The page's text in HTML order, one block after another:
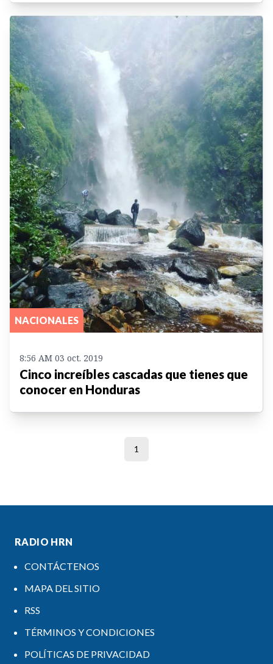
NACIONALES
8:56 AM 03 oct. 2019
Cinco increíbles cascadas que tienes que
conocer en Honduras
1
RADIO HRN
CONTÁCTENOS
MAPA DEL SITIO
RSS
TÉRMINOS Y CONDICIONES
POLÍTICAS DE PRIVACIDAD